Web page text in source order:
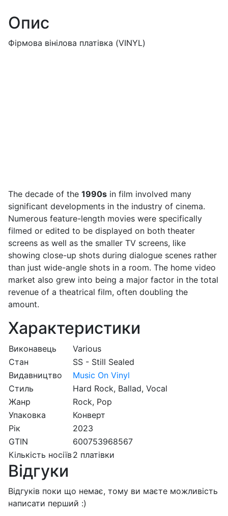
Опис
Фірмова вінілова платівка (VINYL)
The decade of the 1990s in film involved many
significant developments in the industry of cinema.
Numerous feature-length movies were specifically
filmed or edited to be displayed on both theater
screens as well as the smaller TV screens, like
showing close-up shots during dialogue scenes rather
than just wide-angle shots in a room. The home video
market also grew into being a major factor in the total
revenue of a theatrical film, often doubling the
amount.
Характеристики
Виконавець
Various
Стан
SS - Still Sealed
Видавництво
Music On Vinyl
Стиль
Hard Rock, Ballad, Vocal
Жанр
Rock, Pop
Упаковка
Конверт
Рік
2023
GTIN
600753968567
Кількість носіїв2 платівки
Відгуки
Відгуків поки що немає, тому ви маєте можливість
написати перший :)